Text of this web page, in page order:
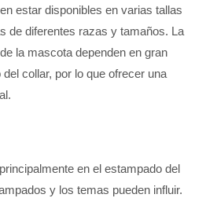
estar disponibles en varias tallas
de diferentes razas y tamaños. La
la mascota dependen en gran
collar, por lo que ofrecer una
en el estampado del
y los temas pueden influir.